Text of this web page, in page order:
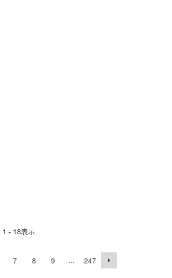
1 - 18表示
7 8 9 ... 247